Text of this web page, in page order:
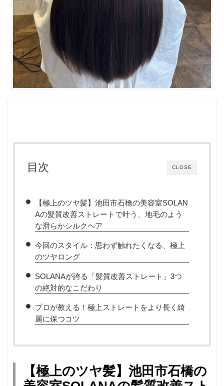
CLOSE
目次
【極上のツヤ髪】池田市石橋の美容室SOLAN
Aの髪質改善ストレートで叶う、地毛のよう
な滑らかシルクヘア
今回のスタイル：思わず触れたくなる、極上
のツヤロング
SOLANAが誇る「髪質改善ストレート」3つ
の絶対的なこだわり
プロが教える！極上ストレートをより長く綺
麗に保つコツ
【極上のツヤ髪】池田市石橋の